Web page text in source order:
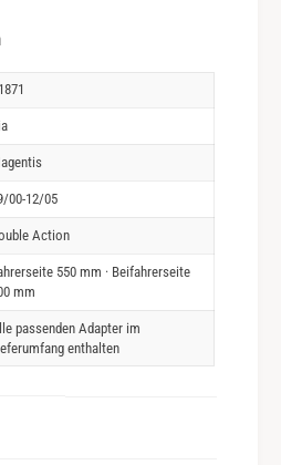
00-12/05
Action
550 mm · Beifahrerseite
mm
passenden Adapter im
enthalten